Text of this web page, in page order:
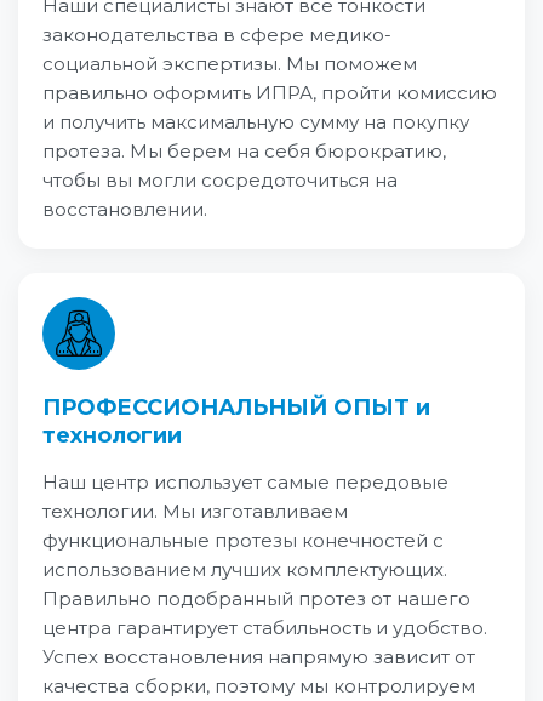
Наши специалисты знают все тонкости
законодательства в сфере медико-
социальной экспертизы. Мы поможем
правильно оформить ИПРА, пройти комиссию
и получить максимальную сумму на покупку
протеза. Мы берем на себя бюрократию,
чтобы вы могли сосредоточиться на
восстановлении.
ПРОФЕССИОНАЛЬНЫЙ ОПЫТ и
технологии
Наш центр использует самые передовые
технологии. Мы изготавливаем
функциональные протезы конечностей с
использованием лучших комплектующих.
Правильно подобранный протез от нашего
центра гарантирует стабильность и удобство.
Успех восстановления напрямую зависит от
качества сборки, поэтому мы контролируем